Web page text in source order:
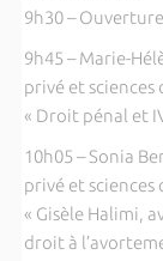
9h30 –
9h45 – Marie-
privé et sciences
« Droit pénal et
10h05 – Sonia
privé et sciences
« Gisèle Halimi,
droit à